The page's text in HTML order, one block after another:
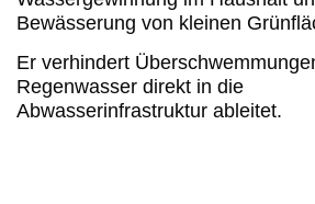
Bewässerung von kleinen
Er verhindert
Regenwasser direkt in die
Abwasserinfrastruktur ableitet.